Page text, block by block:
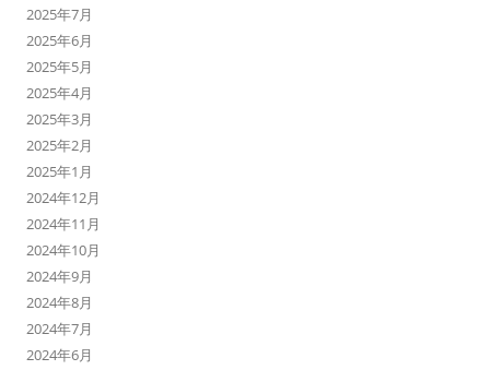
2025年7月
2025年6月
2025年5月
2025年4月
2025年3月
2025年2月
2025年1月
2024年12月
2024年11月
2024年10月
2024年9月
2024年8月
2024年7月
2024年6月